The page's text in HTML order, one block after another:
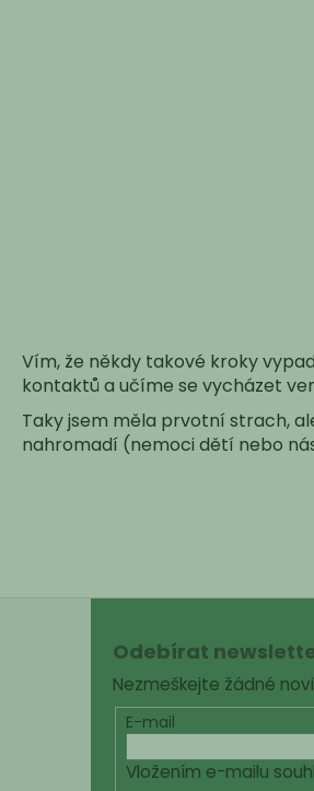
Vím, že někdy takové kroky
kontaktů a učíme se vycházet
Taky jsem měla prvotní strach,
nahromadí (nemoci dětí nebo
Odebírat
Nezmeškejte žádné
E-mail
Vložením e-mailu